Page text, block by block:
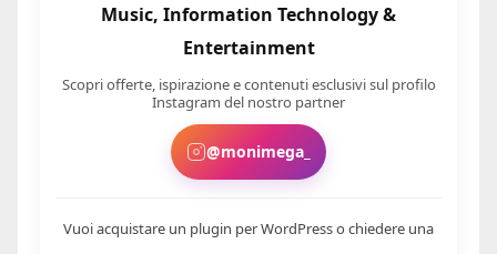
Music, Information Technology &
Entertainment
Scopri offerte, ispirazione e contenuti esclusivi sul profilo
Instagram del nostro partner
@monimega_
Vuoi acquistare un plugin per WordPress o chiedere una